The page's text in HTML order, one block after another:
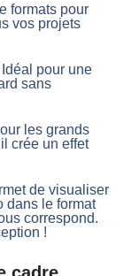
formats pour
vos projets
pour une
sans
les grands
crée un effet
de visualiser
dans le format
correspond.
!
cadre